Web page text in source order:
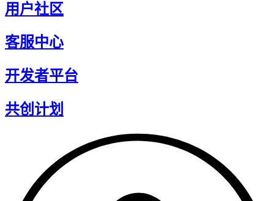
用户社区
客服中心
开发者平台
共创计划